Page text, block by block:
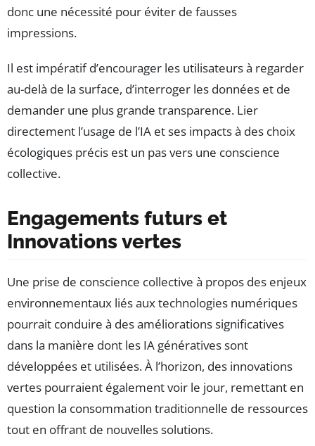
donc une nécessité pour éviter de fausses
impressions.
Il est impératif d’encourager les utilisateurs à regarder
au-delà de la surface, d’interroger les données et de
demander une plus grande transparence. Lier
directement l’usage de l’IA et ses impacts à des choix
écologiques précis est un pas vers une conscience
collective.
Engagements futurs et
Innovations vertes
Une prise de conscience collective à propos des enjeux
environnementaux liés aux technologies numériques
pourrait conduire à des améliorations significatives
dans la manière dont les IA génératives sont
développées et utilisées. À l’horizon, des innovations
vertes pourraient également voir le jour, remettant en
question la consommation traditionnelle de ressources
tout en offrant de nouvelles solutions.